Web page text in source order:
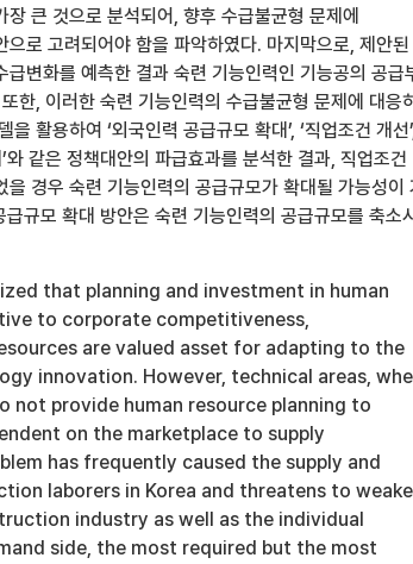
큰 것으로 분석되어, 향후 수급불균형 문제에
로 고려되어야 함을 파악하였다. 마지막으로, 제안된
변화를 예측한 결과 숙련 기능인력인 기능공의 공급
한, 이러한 숙련 기능인력의 수급불균형 문제에 대응
활용하여 ‘외국인력 공급규모 확대’, ‘직업조건 개선
와 같은 정책대안의 파급효과를 분석한 결과, 직업조건
경우 숙련 기능인력의 공급규모가 확대될 가능성이
규모 확대 방안은 숙련 기능인력의 공급규모를 축소
that planning and investment in human
to corporate competitiveness,
are valued asset for adapting to the
innovation. However, technical areas,
not provide human resource planning to
on the marketplace to supply
has frequently caused the supply and
laborers in Korea and threatens to
industry as well as the individual
side, the most required but the most